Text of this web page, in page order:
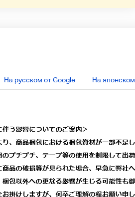
На русском от Google На японском